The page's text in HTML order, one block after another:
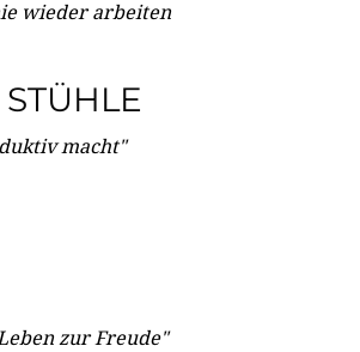
wieder arbeiten
macht"
zur Freude"